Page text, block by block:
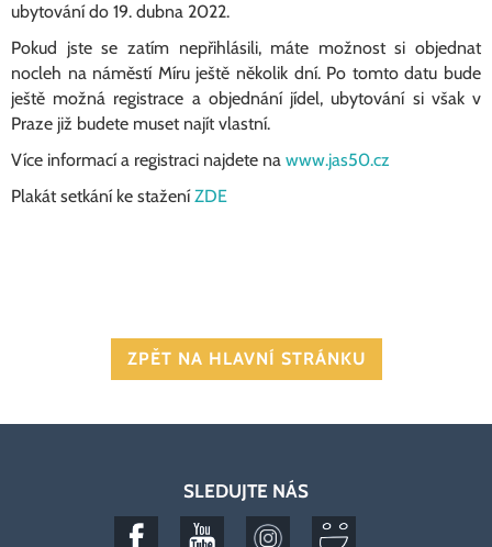
ubytování do 19. dubna 2022.
Pokud jste se zatím nepřihlásili, máte možnost si objednat
nocleh na náměstí Míru ještě několik dní. Po tomto datu bude
ještě možná registrace a objednání jídel, ubytování si však v
Praze již budete muset najít vlastní.
Více informací a registraci najdete na www.jas50.cz
Plakát setkání ke staženíZDE
ZPĚT NA HLAVNÍ STRÁNKU
SLEDUJTE NÁS